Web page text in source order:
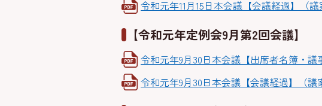
令和元年11月15日本会議【会議経過】（
【令和元年定例会9月第2回会議】
令和元年9月30日本会議【出席者名簿・議
令和元年9月30日本会議【会議経過】（議